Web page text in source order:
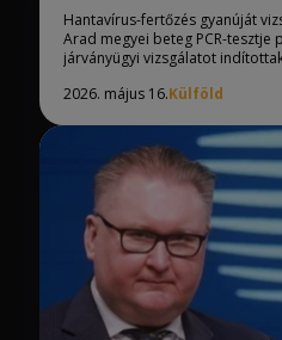
Hantavírus-fertőzés gyanúját
Arad megyei beteg PCR-tesztje
járványügyi vizsgálatot
2026. május 16.Külföld